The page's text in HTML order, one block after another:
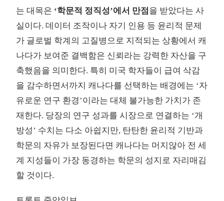
는 대목은 ‘학문적 정직성’에서 만점 을 받았다는 사
실이다. 데이터 조작이나 자기 인용 등 윤리적 문제
가 글로벌 학계의 고질병으로 지적되는 상황에서 캐
나다가 보여준 결백함은 신뢰라는 강력한 자산을 구
축했음을 의미한다. 특히 미국 학자들이 급여 삭감
을 감수하면서까지 캐나다를 선택하는 배경에는 ‘자
유로운 연구 환경’이라는 대체 불가능한 가치가 존
재한다. 당장의 연구 성과를 시장으로 연결하는 ‘개
방성’ 수치는 다소 아쉽지만, 탄탄한 윤리적 기반과
학문의 자유가 보장된다면 캐나다는 머지않아 전 세
계 지성들이 가장 동경하는 학문의 성지로 자리매김
할 것이다.